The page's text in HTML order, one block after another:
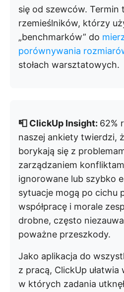
się od szewców. Termin
rzemieślników, którzy
„benchmarków” do
porównywania
stołach warsztatowych.
📮 ClickUp Insight: 62%
naszej ankiety twierdzi,
borykają się z
zarządzaniem
ignorowane lub szybko
sytuacje mogą po cichu
współpracę i morale
drobne, często
poważne przeszkody.
Jako aplikacja do
z pracą, ClickUp
w których zadania